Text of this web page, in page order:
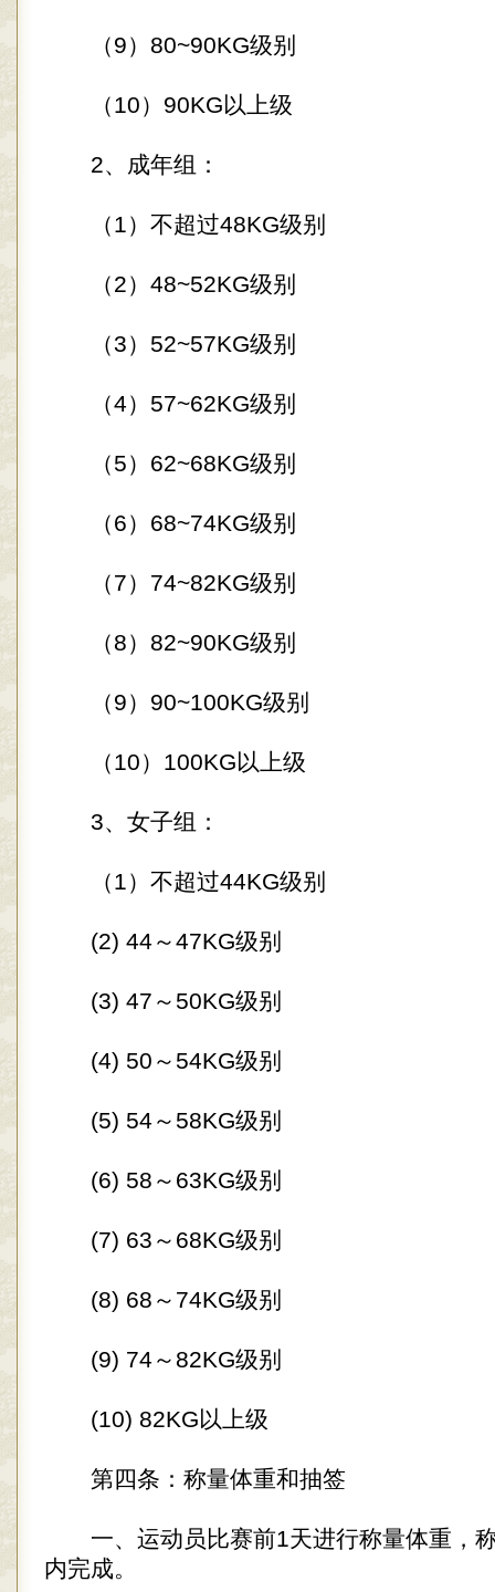
（9）80~90KG级别
（10）90KG以上级
2、成年组：
（1）不超过48KG级别
（2）48~52KG级别
（3）52~57KG级别
（4）57~62KG级别
（5）62~68KG级别
（6）68~74KG级别
（7）74~82KG级别
（8）82~90KG级别
（9）90~100KG级别
（10）100KG以上级
3、女子组：
（1）不超过44KG级别
(2) 44～47KG级别
(3) 47～50KG级别
(4) 50～54KG级别
(5) 54～58KG级别
(6) 58～63KG级别
(7) 63～68KG级别
(8) 68～74KG级别
(9) 74～82KG级别
(10) 82KG以上级
第四条：称量体重和抽签
一、运动员比赛前1天进行称量体重，
内完成。